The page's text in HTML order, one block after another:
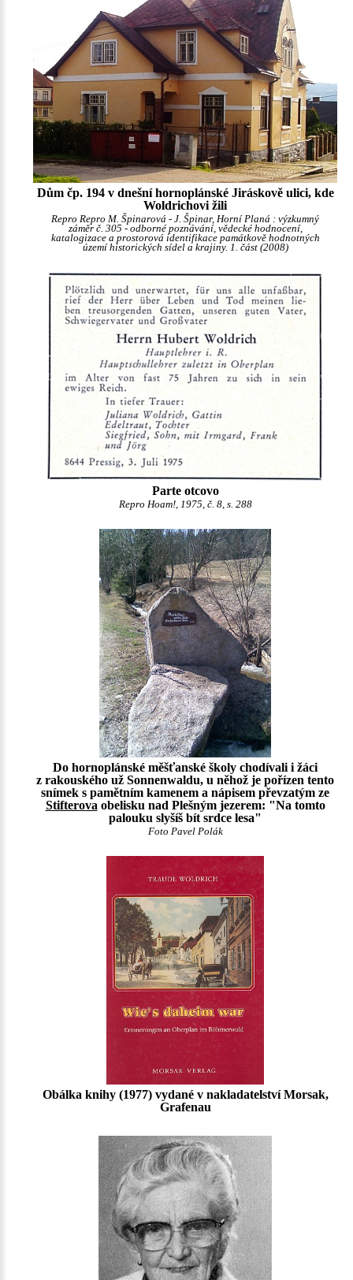
Dům čp. 194 v dnešní hornoplánské Jiráskově ulici, kde
Woldrichovi žili
Repro Repro M. Špinarová - J. Špinar, Horní Planá : výzkumný
záměr č. 305 - odborné poznávání, vědecké hodnocení,
katalogizace a prostorová identifikace památkově hodnotných
území historických sídel a krajiny. 1. část (2008)
Parte otcovo
Repro Hoam!, 1975, č. 8, s. 288
Do hornoplánské měšťanské školy chodívali i žáci
z rakouského už Sonnenwaldu, u něhož je pořízen tento
snímek s pamětním kamenem a nápisem převzatým ze
Stifterova obelisku nad Plešným jezerem: "Na tomto
palouku slyšíš bít srdce lesa"
Foto Pavel Polák
Obálka knihy (1977) vydané v nakladatelství Morsak,
Grafenau